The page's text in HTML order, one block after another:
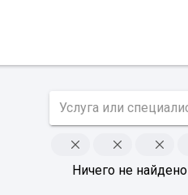
Ничего не найдено